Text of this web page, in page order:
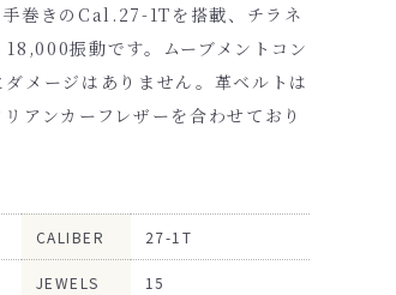
巻きのCal.27-1Tを搭載、チラネ
振動です。ムーブメントコン
メージはありません。革ベルトは
アンカーフレザーを合わせており
CALIBER 27-1T
JEWELS 15